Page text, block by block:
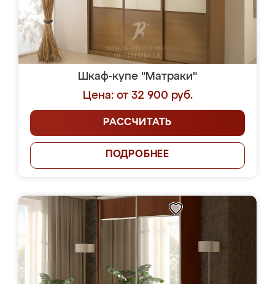
Шкаф-купе "Матраки"
Цена: от 32 900 руб.
РАССЧИТАТЬ
ПОДРОБНЕЕ